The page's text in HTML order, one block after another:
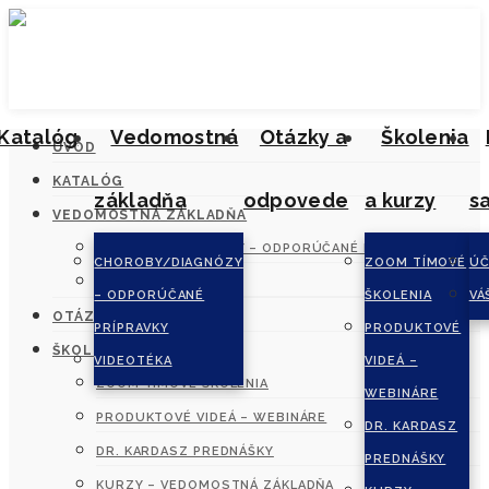
Vedomostná
základňa
CHOROBY/DIAGNÓZY
– ODPORÚČANÉ
PRÍPRAVKY
VIDEOTÉKA
Otázky a
odpovede
Školenia
a kurzy
ZOOM TÍMOVÉ
ŠKOLENIA
PRODUKTOVÉ
VIDEÁ –
WEBINÁRE
DR. KARDASZ
PREDNÁŠKY
ÚVOD
KATALÓG
VEDOMOSTNÁ ZÁKLADŇA
CHOROBY/DIAGNÓZY – ODPORÚČANÉ PRÍPRAVKY
OTÁZKY A ODPOVEDE
ŠKOLENIA A KURZY
ZOOM TÍMOVÉ ŠKOLENIA
PRODUKTOVÉ VIDEÁ – WEBINÁRE
DR. KARDASZ PREDNÁŠKY
KURZY – VEDOMOSTNÁ ZÁKLADŇA